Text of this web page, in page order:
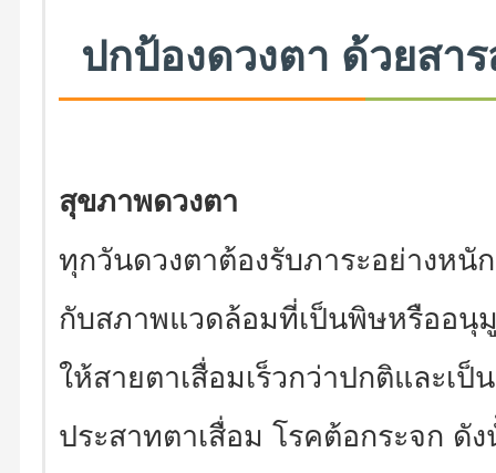
ปกป้องดวงตา ด้วยสา
สุขภาพดวงตา
ทุกวันดวงตาต้องรับภาระอย่างหนั
กับสภาพแวดล้อมที่เป็นพิษหรืออนุ
ให้สายตาเสื่อมเร็วกว่าปกติและเ
ประสาทตาเสื่อม โรคต้อกระจก ดั